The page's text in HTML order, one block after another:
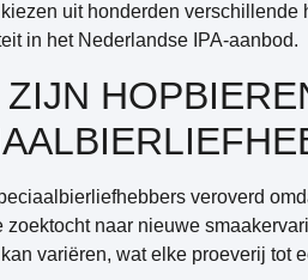
uit honderden
in het Nederlandse IPA-aanbod.
veroverd
zoektocht naar nieuwe
variëren, wat elke proeverij tot